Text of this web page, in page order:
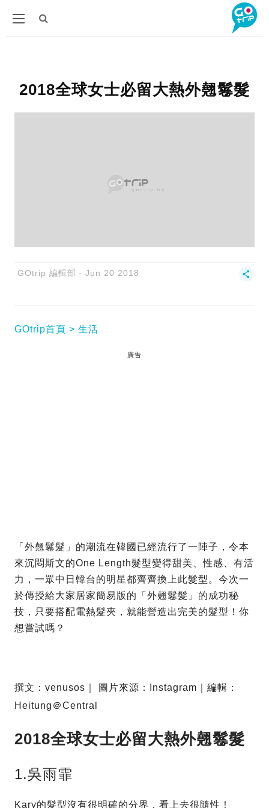
2018全球女士必留大熱外翹鬈髮
GOtrip 編輯部 Jun 20 2018
GOtrip首頁 生活
廣告
「外翹鬈髮」的潮流在韓國已經流行了一陣子，令本
來沉悶斯文的One Length髮型變得甜美、性感、有活
力，一眾中日韓台的明星都齊齊換上此髮型。今次一
於傳授給大家居家簡易版的「外翹鬈髮」的成功秘
技，只要搭配電熱髮夾，就能營造出完美的髮型！你
想嘗試嗎？
撰文：venusos｜ 圖片來源：Instagram｜編輯：
Heitung＠Central
2018全球女士必留大熱外翹鬈髮
1.吳雨霏
Kary的髮型沒有很明確的分界，看上去很隨性！